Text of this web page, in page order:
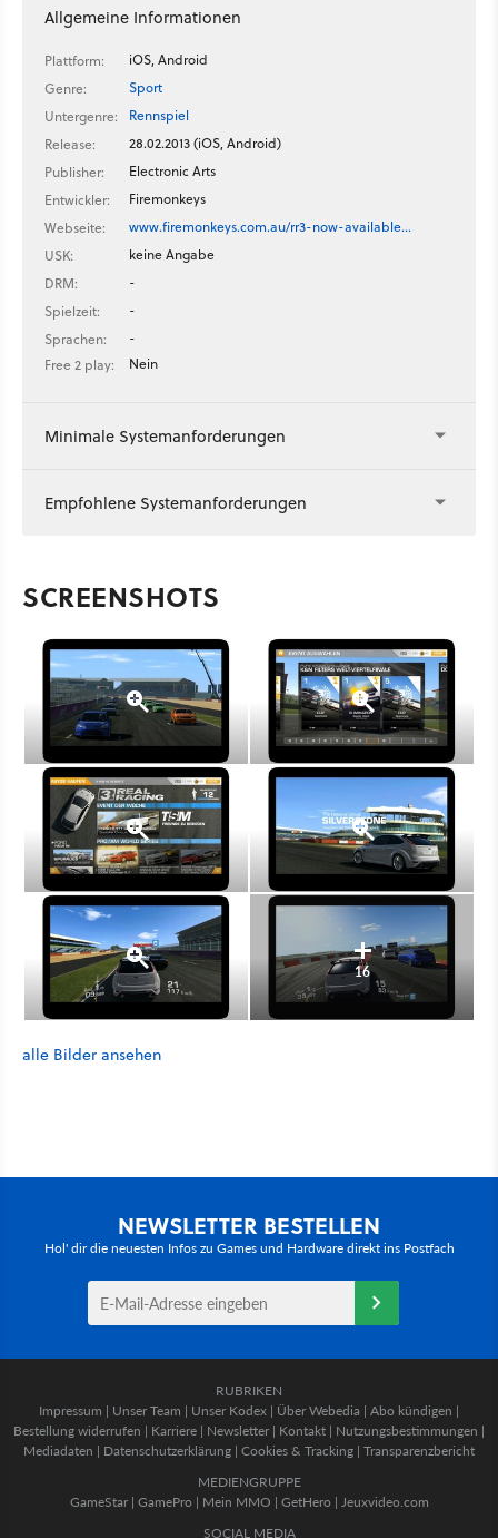
Allgemeine Informationen
Plattform:
iOS, Android
Genre:
Sport
Untergenre:
Rennspiel
Release:
28.02.2013 (iOS, Android)
Publisher:
Electronic Arts
Entwickler:
Firemonkeys
Webseite:
www.firemonkeys.com.au/rr3-now-available…
USK:
keine Angabe
DRM:
-
Spielzeit:
-
Sprachen:
-
Free 2 play:
Nein
Minimale Systemanforderungen
Empfohlene Systemanforderungen
SCREENSHOTS
16
alle Bilder ansehen
NEWSLETTER BESTELLEN
Hol' dir die neuesten Infos zu Games und Hardware direkt ins Postfach
RUBRIKEN
Impressum | Unser Team | Unser Kodex | Über Webedia | Abo kündigen |
Bestellung widerrufen | Karriere | Newsletter | Kontakt | Nutzungsbestimmungen |
Mediadaten | Datenschutzerklärung | Cookies & Tracking | Transparenzbericht
MEDIENGRUPPE
GameStar| GamePro | Mein MMO | GetHero | Jeuxvideo.com
SOCIAL MEDIA